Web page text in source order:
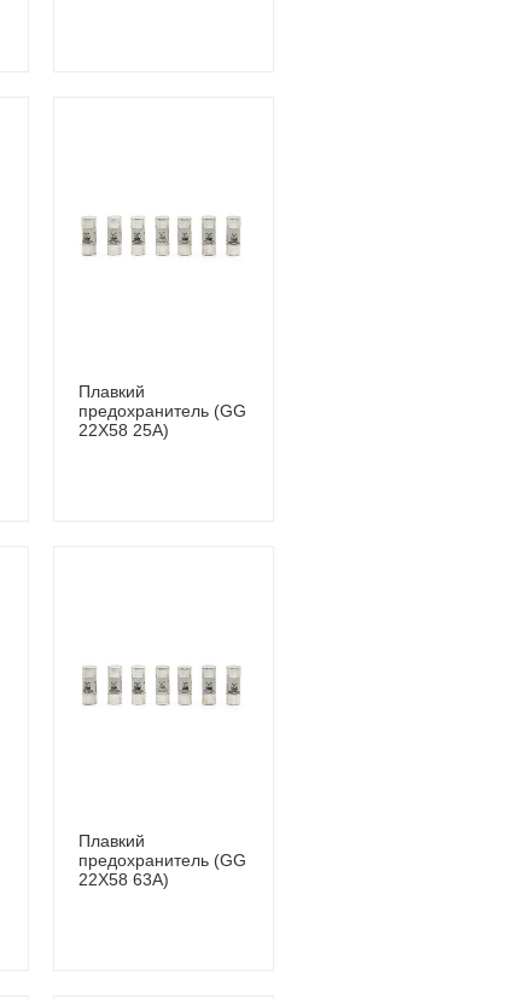
Плавкий
предохранитель (GG
22Х58 25A)
Плавкий
предохранитель (GG
22Х58 63A)